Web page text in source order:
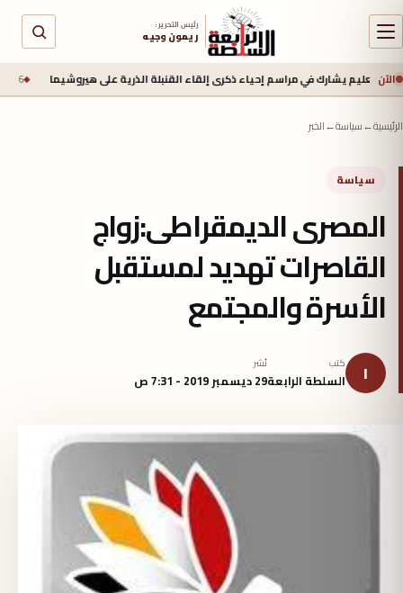
رئيس التحرير :
ريمون وجيه
الآن
يشارك في مراسم إحياء ذكرى إلقاء القنبلة الذرية على هيروشيما 6 أغسطس 2026 - 6:50 ص
الرئيسية←سياسة←الخبر
سياسة
المصرى الديمقراطى:زواج
القاصرات تهديد لمستقبل
الأسرة والمجتمع
ا كتب
السلطة الرابعة
نُشر
29 ديسمبر 2019 - 7:31 ص